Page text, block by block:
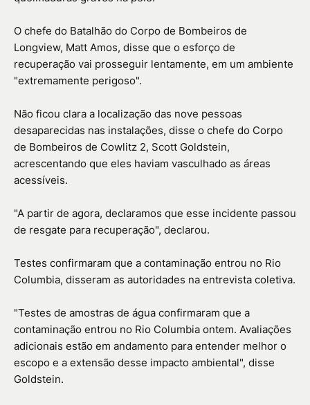
O chefe do Batalhão do Corpo de Bombeiros de
Longview, Matt Amos, disse que o esforço de
recuperação vai prosseguir lentamente, em um ambiente
"extremamente perigoso".
Não ficou clara a localização das nove pessoas
desaparecidas nas instalações, disse o chefe do Corpo
de Bombeiros de Cowlitz 2, Scott Goldstein,
acrescentando que eles haviam vasculhado as áreas
acessíveis.
"A partir de agora, declaramos que esse incidente passou
de resgate para recuperação", declarou.
Testes confirmaram que a contaminação entrou no Rio
Columbia, disseram as autoridades na entrevista coletiva.
"Testes de amostras de água confirmaram que a
contaminação entrou no Rio Columbia ontem. Avaliações
adicionais estão em andamento para entender melhor o
escopo e a extensão desse impacto ambiental", disse
Goldstein.